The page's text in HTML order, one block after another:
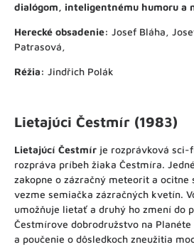
dialógom, inteligentnému humoru a
Herecké obsadenie: Josef Bláha,
Patrasová,
Réžia: Jindřich Polák
Lietajúci Čestmír (1983)
Lietajúcí Čestmír je rozprávková sci-
rozpráva príbeh žiaka Čestmíra.
zakopne o zázračný meteorit a ocitne
vezme semiačka zázračných kvetín.
umožňuje lietať a druhý ho zmení do
Čestmírove dobrodružstvo na
a poučenie o dôsledkoch zneužitia